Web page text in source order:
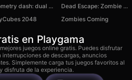
Geometry dash: dual wave
Dead Escape: Zombie Shooter
2048 Zombies Coming
en Playgama
juegos online gratis. Puedes disfrutar
de descargas, anuncios
Simplemente carga tus juegos favoritos al
disfruta de la experiencia.